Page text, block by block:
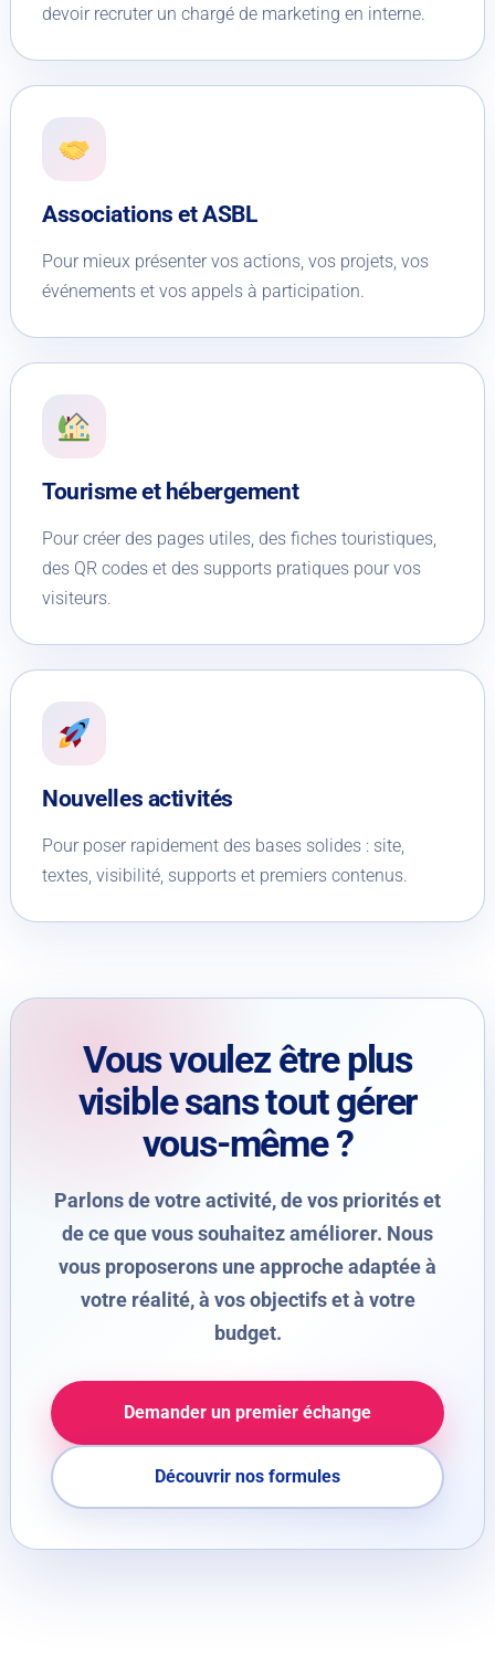
devoir recruter un chargé de marketing en interne.
Associations et ASBL
Pour mieux présenter vos actions, vos projets, vos
événements et vos appels à participation.
Tourisme et hébergement
Pour créer des pages utiles, des fiches touristiques,
des QR codes et des supports pratiques pour vos
visiteurs.
Nouvelles activités
Pour poser rapidement des bases solides : site,
textes, visibilité, supports et premiers contenus.
Vous voulez être plus
visible sans tout gérer
vous-même ?
Parlons de votre activité, de vos priorités et
de ce que vous souhaitez améliorer. Nous
vous proposerons une approche adaptée à
votre réalité, à vos objectifs et à votre
budget.
Demander un premier échange
Découvrir nos formules